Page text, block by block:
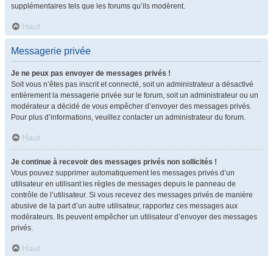
supplémentaires tels que les forums qu’ils modèrent.
Haut
Messagerie privée
Je ne peux pas envoyer de messages privés !
Soit vous n’êtes pas inscrit et connecté, soit un administrateur a désactivé
entièrement la messagerie privée sur le forum, soit un administrateur ou un
modérateur a décidé de vous empêcher d’envoyer des messages privés.
Pour plus d’informations, veuillez contacter un administrateur du forum.
Haut
Je continue à recevoir des messages privés non sollicités !
Vous pouvez supprimer automatiquement les messages privés d’un
utilisateur en utilisant les règles de messages depuis le panneau de
contrôle de l’utilisateur. Si vous recevez des messages privés de manière
abusive de la part d’un autre utilisateur, rapportez ces messages aux
modérateurs. Ils peuvent empêcher un utilisateur d’envoyer des messages
privés.
Haut